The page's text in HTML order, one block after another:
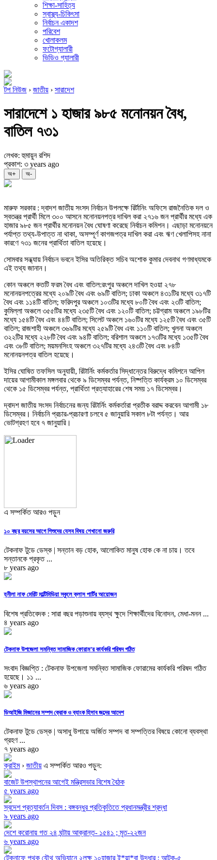
শিক্ষা-সাহিত্য
স্বাস্থ্য-চিকিৎসা
নির্বাচন একাদশ
পরিবেশ
খোলাকলম
ফটোগ্যালারী
ভিডিও গ্যালারী
টপ নিউজ › জাতীয় › সারাদেশ
সারাদেশে ১ হাজার ৯৮৫ মনোনয়ন বৈধ,
বাতিল ৭৩১
লেখক: হুমায়ুন রশিদ
প্রকাশ: ৩ years ago
অ+ অ-
মারুফ সরকার : দ্বাদশ জাতীয় সংসদ নির্বাচন উপলক্ষে রির্টানিং অফিসে রাজনৈতিক দল ও
স্বতন্ত্র প্রার্থী মিলে ৩০০ আসনে মনোনয়নপত্র দাখিল করা ২৭১৬ জন প্রার্থীর মধ্যে এক
হাজার ৯৮৫ জন প্রার্থীর মনোনয়ন বৈধ ঘোষণা করেছে নির্বাচন কমিশন। এছাড়া মনোনয়নে
পর্যাপ্ত তথ্য-উপাত্ত না থাকা, অসম্পূর্ণ কাগজপত্র দাখিল করা এবং ঋণ খেলাপিসহ নানা
কারণে ৭৩১ জনের প্রার্থিতা বাতিল হয়েছে।
সোমবার সন্ধ্যায় নির্বাচন ভবনে ইসির অতিরিক্ত সচিব অশোক কুমার দেবনাথ গণমাধ্যমকে
এই তথ্য জানান।
কোন অঞ্চলে কতটি ফরম বৈধ এবং বাতিল:রংপুর অঞ্চলে দাখিল হওয়া ২৭৮
মনোনয়নপত্রের মধ্যে ২০৯টি বৈধ এবং ৬৯টি বাতিল; ঢাকা অঞ্চলে ৪৩১টির মধ্যে ৩১৭টি
বৈধ এবং ১১৪টি বাতিল; ফরিদপুর অঞ্চলে ১০৩টির মধ্যে ৮০টি বৈধ এবং ২৩টি বাতিল;
কুমিল্লা অঞ্চলে ৩৫৫টির মধ্যে ২৩৫টি বৈধ এবং ১২০টি বাতিল; চট্টগ্রাম অঞ্চলে ১৯৮টির
মধ্যে ১৫৪টি বৈধ এবং ৪৪টি বাতিল; সিলেট অঞ্চলে ১৬০টির মধ্যে ১২৫টি বৈধ এবং ৩৫টি
বাতিল; রাজশাহী অঞ্চলে ৩৬৯টির মধ্যে ২৫৯টি বৈধ এবং ১১০টি বাতিল; খুলনা অঞ্চলে
৩২২টির মধ্যে ২২৮টি বৈধ এবং ৯৪টি বাতিল; বরিশাল অঞ্চলে ১৭৩টির মধ্যে ১৩৫টি বৈধ
এবং ৩৮টি বাতিল; ময়মনসিংহ অঞ্চলে ৩২৭টির মধ্যে ২৪৩টি বৈধ এবং ৮৪টি
মনোনয়নপত্র বাতিল হয়েছে।
ইসির ঘোষিত তফসিল অনুযায়ী, রিটার্নিং কর্মকর্তার সিদ্ধান্তের বিরুদ্ধে কমিশনে আপিল
দায়ের আগামীকাল মঙ্গলবার থেকে ৯ ডিসেম্বর পর্যন্ত, নিষ্পত্তি কার্যক্রম ১০ ডিসেম্বর
থেকে ১৫ ডিসেম্বর পর্যন্ত, প্রার্থিতা প্রত্যাহারের শেষ সময় ১৭ ডিসেম্বর।
দ্বাদশ জাতীয় সংসদ নির্বাচনের জন্য রিটার্নিং কর্মকর্তারা প্রতীক বরাদ্দ করবেন আগামী ১৮
ডিসেম্বর। নির্বাচনি প্রচার-প্রচারণা চলবে ৫ জানুয়ারি সকাল ৮টা পর্যন্ত। আর
ভোটগ্রহণ হবে ৭ জানুয়ারি।
এ সম্পর্কিত আরও পড়ুন
১০ বছর বয়সের আগে শিশুদের যেসব বিষয় শেখানো জরুরি
টেকনাফ টুডে ডেস্ক | সন্তান বড় হোক, আলোকিত মানুষ হোক কে না চায়। তবে
সন্তানকে প্রকৃত ...
৮ years ago
হ্নীলা নাফ মেরিট মাল্টিমিডিয়া স্কুলে ক্লাস পার্টির আয়োজন
বিশেষ প্রতিবেদক : সারা বছর পড়াশুনায় ব্যস্থ ক্ষুদে শিক্ষার্থীদের বিনোদন, মেধা-মনন ...
৪ years ago
টেকনাফ উপজেলা সমন্বিত সামাজিক ফোরাম’র কার্যকরি পরিষদ গঠিত
সংবাদ বিজ্ঞপ্তি : টেকনাফ উপজেলা সমন্বিত সামাজিক ফোরামের কার্যকরি পরিষদ গঠিত
হয়েছে। ১১ ...
৬ years ago
ডিআইজি মিজানের সম্পদ ক্রোক ও ব্যাংক হিসাব জব্দের আদেশ
টেকনাফ টুডে ডেস্ক | অসাধু উপায়ে অর্জিত সম্পদ বা সম্পত্তির বিষয়ে কোনো ব্যবস্থা
গ্রহণ ...
৭ years ago
ক্রাইম› জাতীয় এ সম্পর্কিত আরও পড়ুন:
বাজেট উপস্থাপনের আগেই মন্ত্রিসভার বিশেষ বৈঠক
৫ years ago
স্বদেশ প্রত্যাবর্তন দিবস : বঙ্গবন্ধুর প্রতিকৃতিতে প্রধানমন্ত্রীর শ্রদ্ধা
৯ years ago
দেশে করোনায় গত ২৪ ঘন্টায় আক্রান্ত- ১৫৪১ ; মৃত-২২জন
৬ years ago
টেকনাফে পৃথক যৌথ অভিযানে ২লক্ষ ১০হাজার ই*য়া*বা উদ্ধার ; আটক-৫